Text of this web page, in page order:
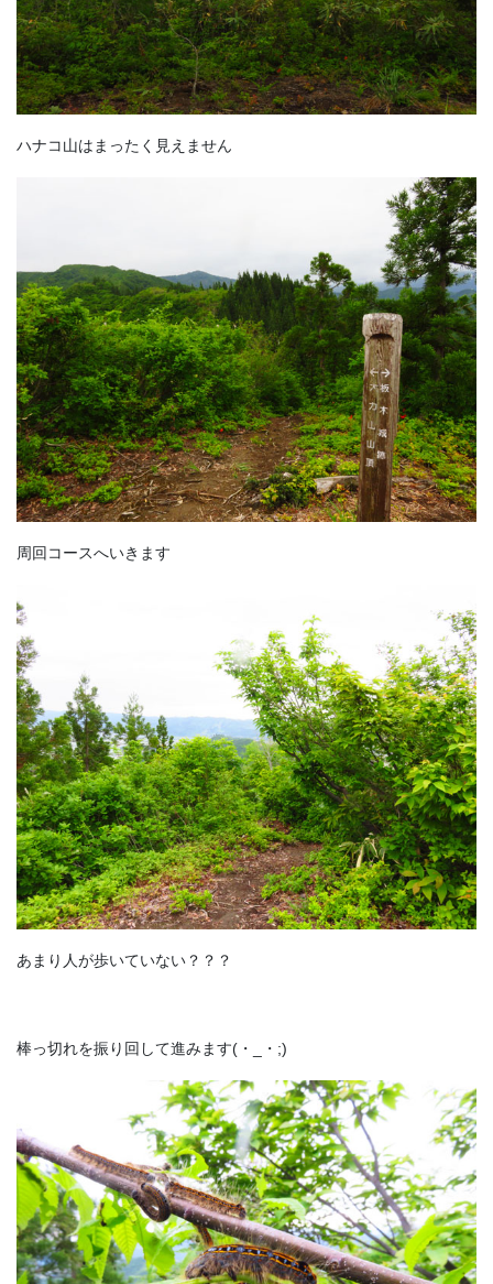
ハナコ山はまったく見えません
周回コースへいきます
あまり人が歩いていない？？？
棒っ切れを振り回して進みます(・_・;)